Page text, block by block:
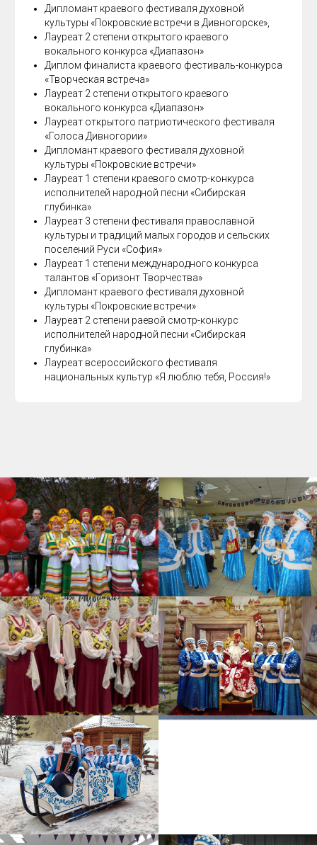
Дипломант краевого фестиваля духовной
культуры «Покровские встречи в Дивногорске»,
Лауреат 2 степени открытого краевого
вокального конкурса «Диапазон»
Диплом финалиста краевого фестиваль-конкурса
«Творческая встреча»
Лауреат 2 степени открытого краевого
вокального конкурса «Диапазон»
Лауреат открытого патриотического фестиваля
«Голоса Дивногории»
Дипломант краевого фестиваля духовной
культуры «Покровские встречи»
Лауреат 1 степени краевого смотр-конкурса
исполнителей народной песни «Сибирская
глубинка»
Лауреат 3 степени фестиваля православной
культуры и традиций малых городов и сельских
поселений Руси «София»
Лауреат 1 степени международного конкурса
талантов «Горизонт Творчества»
Дипломант краевого фестиваля духовной
культуры «Покровские встречи»
Лауреат 2 степени раевой смотр-конкурс
исполнителей народной песни «Сибирская
глубинка»
Лауреат всероссийского фестиваля
национальных культур «Я люблю тебя, Россия!»